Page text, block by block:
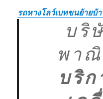
รถหางโลว์เบทขนย้ายบ้
บริ
พา
บริ